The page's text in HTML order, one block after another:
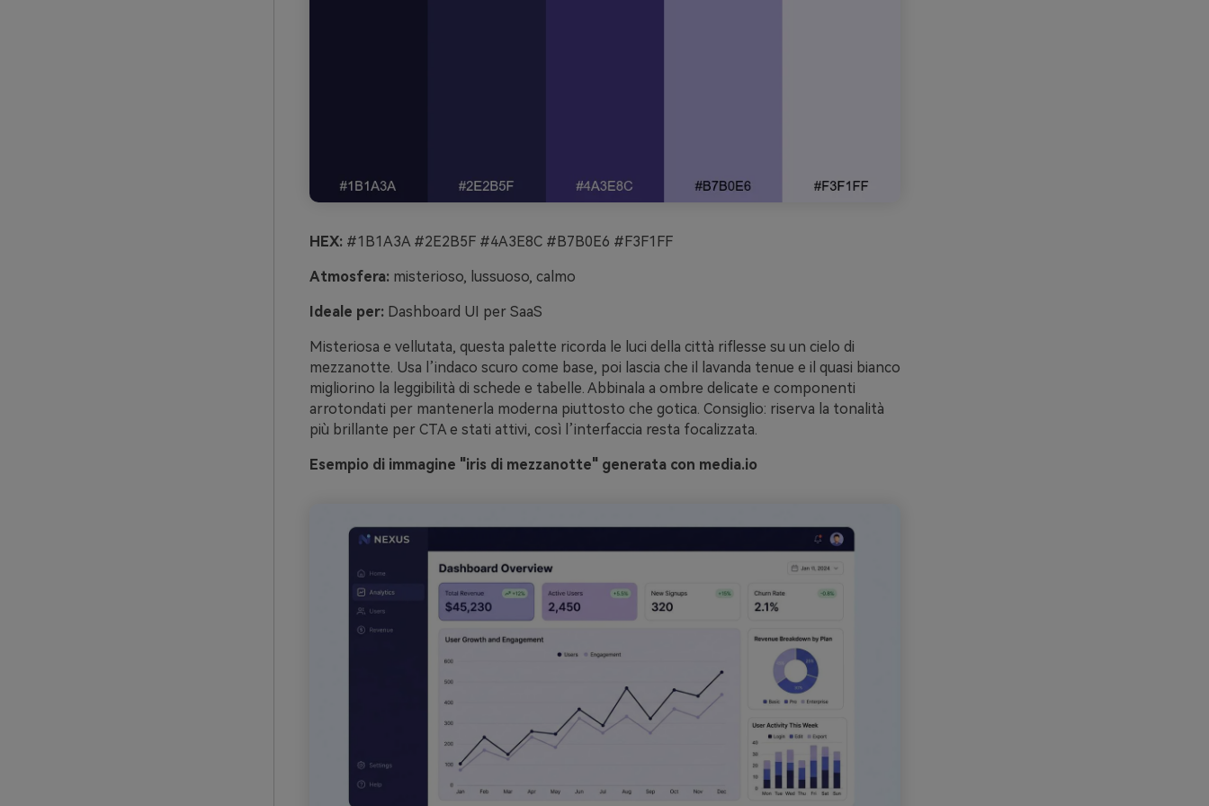
HEX:#1B1A3A #2E2B5F #4A3E8C #B7B0E6 #F3F1FF
Atmosfera:misterioso, lussuoso, calmo
Ideale per:Dashboard UI per SaaS
Misteriosa e vellutata, questa palette ricorda le luci della città riflesse su un cielo di
mezzanotte. Usa l’indaco scuro come base, poi lascia che il lavanda tenue e il quasi bianco
migliorino la leggibilità di schede e tabelle. Abbinala a ombre delicate e componenti
arrotondati per mantenerla moderna piuttosto che gotica. Consiglio: riserva la tonalità
più brillante per CTA e stati attivi, così l’interfaccia resta focalizzata.
Esempio di immagine "iris di mezzanotte" generata con media.io